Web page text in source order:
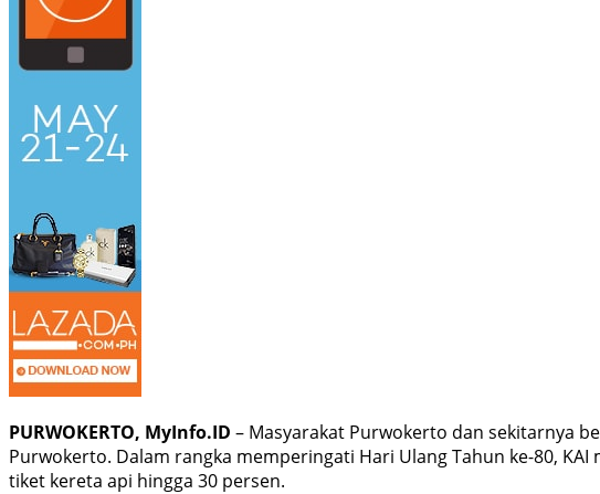
PURWOKERTO, MyInfo.ID – Masyarakat Purwokerto dan sekitarnya
Purwokerto. Dalam rangka memperingati Hari Ulang Tahun ke-80,
tiket kereta api hingga 30 persen.